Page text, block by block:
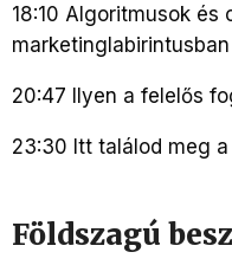
18:10 Algoritmusok és
marketinglabirintusban
20:47 Ilyen a felelős
23:30 Itt találod meg a
Földszagú